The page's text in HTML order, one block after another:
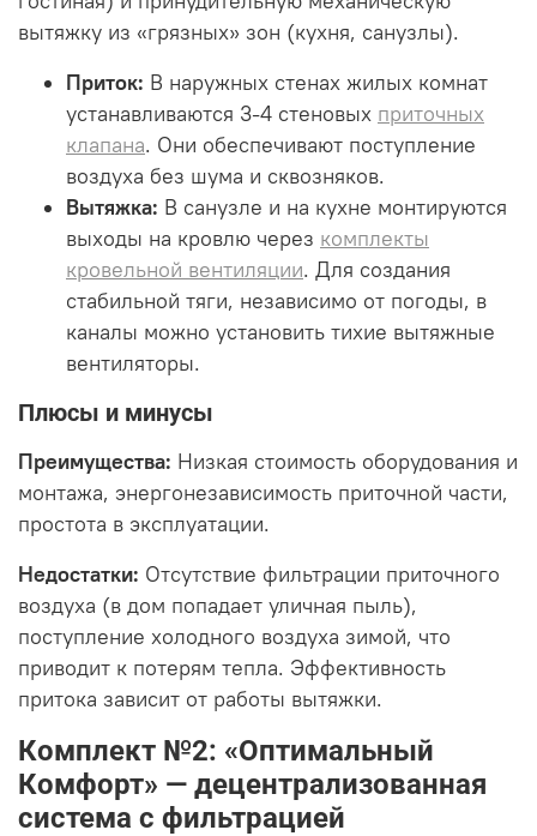
вытяжку из «грязных» зон (кухня, санузлы).
Приток: В наружных стенах жилых комнат
устанавливаются 3-4 стеновых приточных
клапана. Они обеспечивают поступление
воздуха без шума и сквозняков.
Вытяжка: В санузле и на кухне монтируются
выходы на кровлю через комплекты
кровельной вентиляции. Для создания
стабильной тяги, независимо от погоды, в
каналы можно установить тихие вытяжные
вентиляторы.
Плюсы и минусы
Преимущества: Низкая стоимость оборудования и
монтажа, энергонезависимость приточной части,
простота в эксплуатации.
Недостатки: Отсутствие фильтрации приточного
воздуха (в дом попадает уличная пыль),
поступление холодного воздуха зимой, что
приводит к потерям тепла. Эффективность
притока зависит от работы вытяжки.
Комплект №2: «Оптимальный
Комфорт» — децентрализованная
система с фильтрацией